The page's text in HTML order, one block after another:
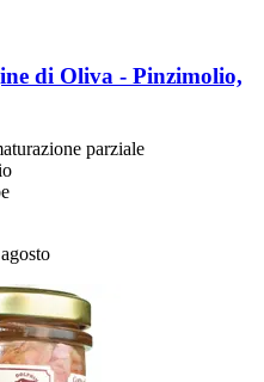
di Oliva -​ Pinzimolio,
parziale